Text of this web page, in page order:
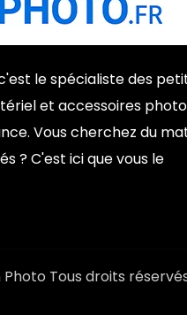
le spécialiste des
et accessoires
Vous cherchez du
? C'est ici que vous le
Tous droits